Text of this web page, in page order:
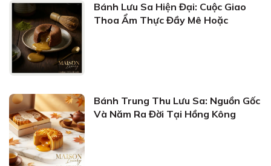
Bánh Lưu Sa Hiện Đại: Cuộc Giao
Thoa Ẩm Thực Đầy Mê Hoặc
Bánh Trung Thu Lưu Sa: Nguồn Gốc
Và Năm Ra Đời Tại Hồng Kông